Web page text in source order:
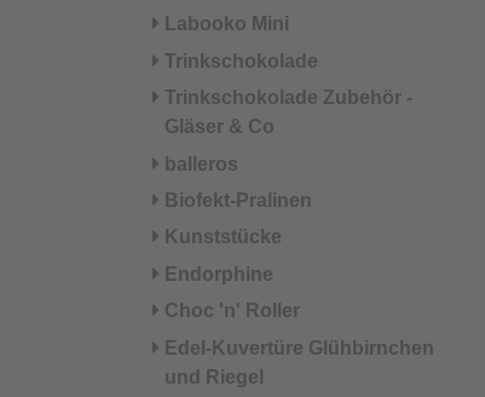
Labooko Mini
Trinkschokolade
Trinkschokolade Zubehör -
Gläser & Co
balleros
Biofekt-Pralinen
Kunststücke
Endorphine
Choc 'n' Roller
Edel-Kuvertüre Glühbirnchen
und Riegel